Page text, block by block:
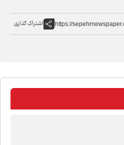
https:// اشتراک گذاری